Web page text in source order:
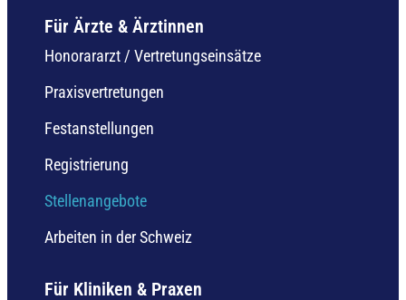
Für Ärzte & Ärztinnen
Honorararzt / Vertretungseinsätze
Praxisvertretungen
Festanstellungen
Registrierung
Stellenangebote
Arbeiten in der Schweiz
Für Kliniken & Praxen